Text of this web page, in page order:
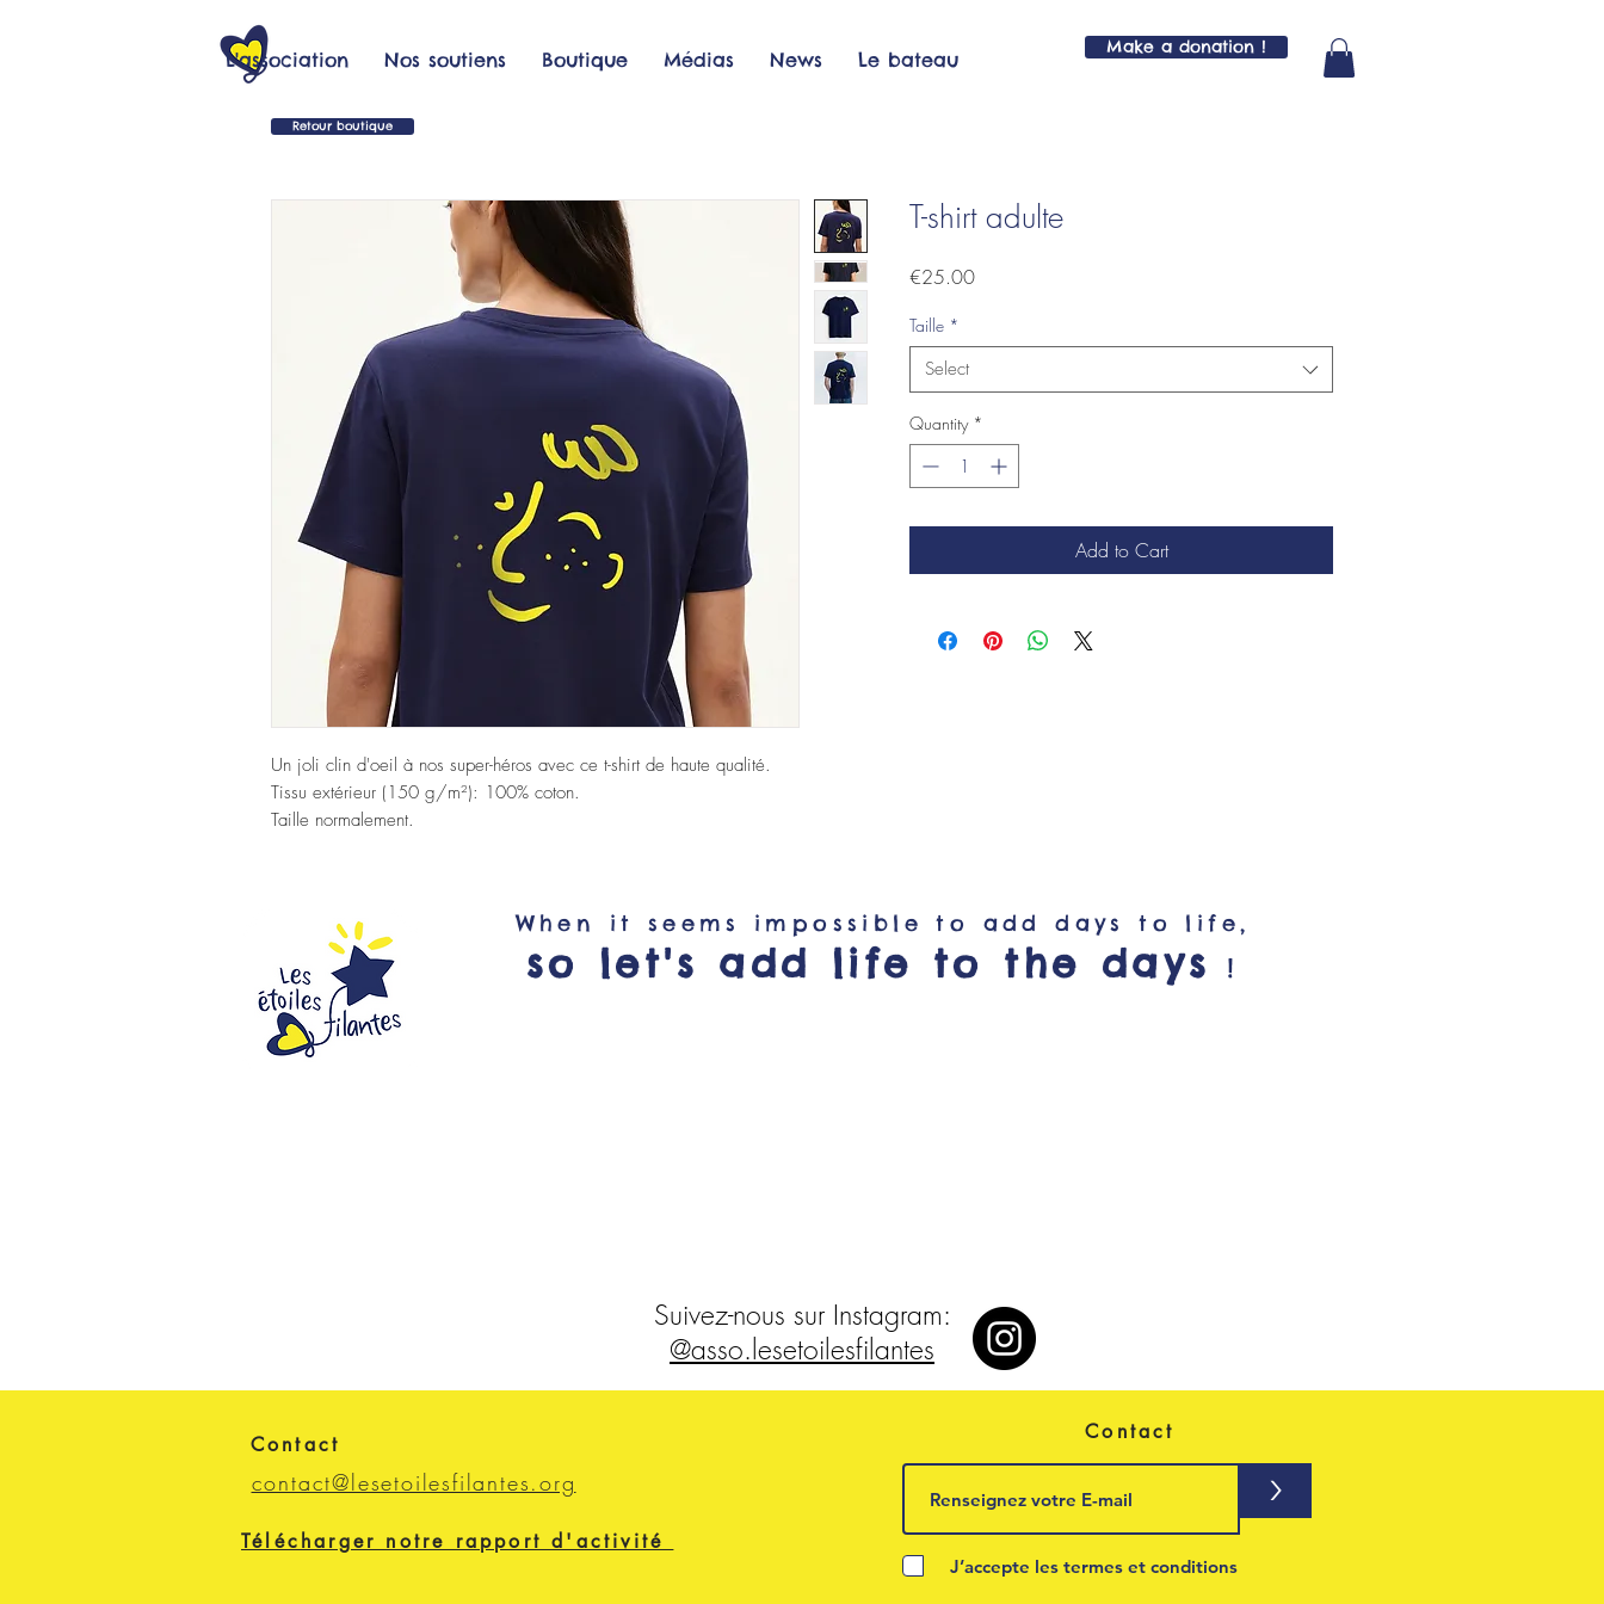
L'association Nos soutiens Boutique Médias News Le bateau
Make a donation !
Retour boutique
Un joli clin d'oeil à nos super-héros avec ce t-shirt de haute qualité.
Tissu extérieur (150 g/m²): 100% coton.
Taille normalement.
T-shirt adulte
€25.00Price
Taille *
Select
Quantity *
Add to Cart
When it seems impossible to add days to life,
so let's add life to the days !
Suivez-nous sur Instagram:
@asso.lesetoilesfilantes
Contact
contact@lesetoilesfilantes.org
Télécharger notre rapport d'activité
>
J’accepte les termes et conditions
Contact